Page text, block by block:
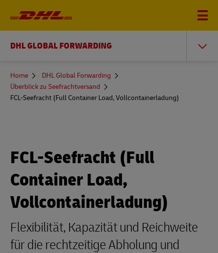
DHL GLOBAL FORWARDING
You
here
Home
DHL Global Forwarding
Überblick zu Seefrachtversand
FCL-Seefracht (Full Container Load, Vollcontainerladung)
FCL-Seefracht (Full
Container Load,
Vollcontainerladung)
Flexibilität, Kapazität und Reichweite
für die rechtzeitige Abholung und